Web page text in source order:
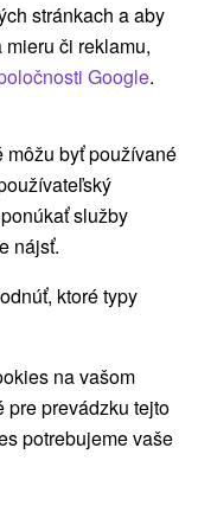
(10)
stránkach a aby
či reklamu,
Google.
môžu byť používané
služby
nájsť.
ktoré typy
na vašom
pre prevádzku tejto
potrebujeme vaše